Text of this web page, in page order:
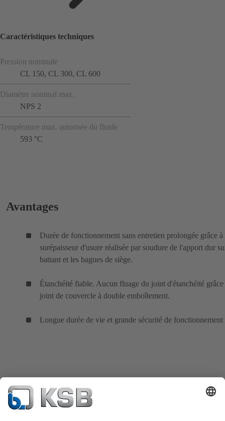
Caractéristiques techniques
Pression nominale
CL 150, CL 300, CL 600
Diamètre nominal max.
NPS 2
Température max. autorisée du fluide
593 °C
Avantages
Durée de fonctionnement sans entretien prolongée grâce à
surépaisseur d'usure réalisée par soudure de l'apport dur
battant et les bagues de siège.
Étanchéité fiable. Aucun fluage du joint d'étanchéité grâce
joint de couvercle à double emboîtement.
Longue durée de vie et grande sécurité de fonctionnement